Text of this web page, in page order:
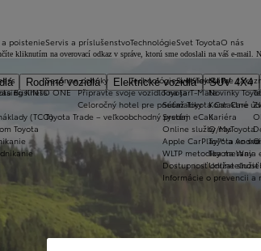
Rodinné vozidlá Elektrické vozidlá SUV 4X4
Business
(TCO)
Toyota
a poistenie
KINTO ONE
Servis a príslušenstvo
Sezónne ponuky
Připravte svoje vozidlo na jar
Celoročný hotel pre pneumatiky
Toyota Trade – veľkoobchodný predaj
Technológie
Technológie a konektivita
Toyota T-Mate
Súťaž Toyota Car Care
Systém eCall
Online služby/MyToyota
Apple CarPlay™ a
WLTP metodika merania
Dostupnosť online
Informácie o prevencii a
Svet Toyota
Svet Toyota
Novinky
Kontaktné
Kariéra
O nas
Toyota vo
Toyota Way
Udržateľnosť
O nás
Pre
kliknutím na overovací odkaz v správe, ktorú sme odoslali na váš e-mail.